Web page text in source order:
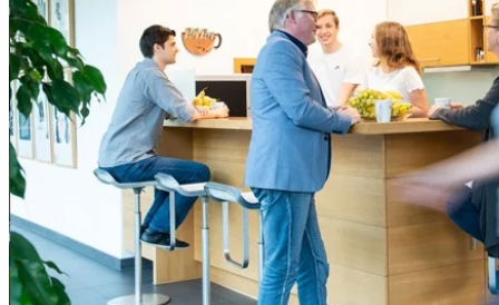
Aktuell
Karriere
Philosophie
Nachhaltigkeit
Mitgliedschaften
Firmenchronik
Firmenportrait
Auszeichnungen
Service